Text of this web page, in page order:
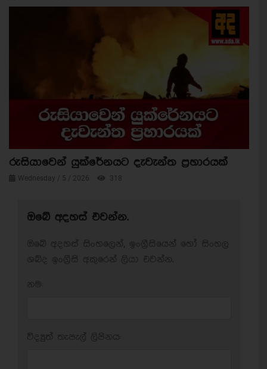
රුසියාවෙන් යුක්රේනයට දැවැන්ත ප්‍රහාරයක්
Wednesday / 5 / 2026 318
ඔබේ අදහස් එවන්න.